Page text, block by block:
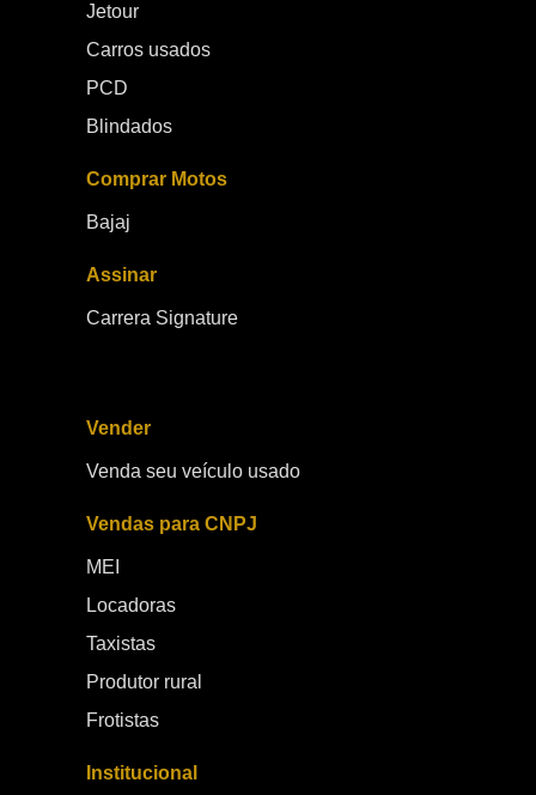
Jetour
Carros usados
PCD
Blindados
Comprar Motos
Bajaj
Assinar
Carrera Signature
Vender
Venda seu veículo usado
Vendas para CNPJ
MEI
Locadoras
Taxistas
Produtor rural
Frotistas
Institucional